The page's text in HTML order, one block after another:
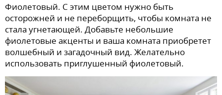
Фиолетовый. С этим цветом нужно быть
осторожней и не переборщить, чтобы комната не
стала угнетающей. Добавьте небольшие
фиолетовые акценты и ваша комната приобретет
волшебный и загадочный вид. Желательно
использовать приглушенный фиолетовый.